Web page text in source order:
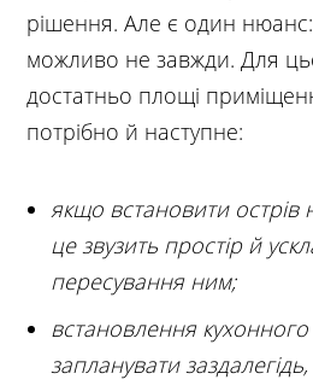
рішення. Але є один нюанс:
можливо не завжди. Для
достатньо площі
потрібно й наступне:
якщо встановити острів
це звузить простір й
пересування ним;
встановлення
запланувати